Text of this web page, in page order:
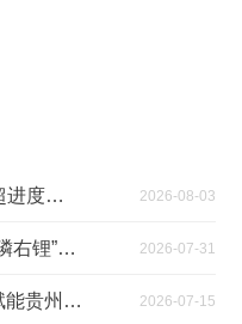
【贵州日报】贵州磷化集团超进度完成年度化肥保供任务 2026-08-03
【中国商报】贵州瓮安：“左磷右锂”协同发力 产业体系拔节生长 2026-07-31
【天眼新闻】AI大模型深度赋能贵州在建最大磷化工项目 2026-07-15